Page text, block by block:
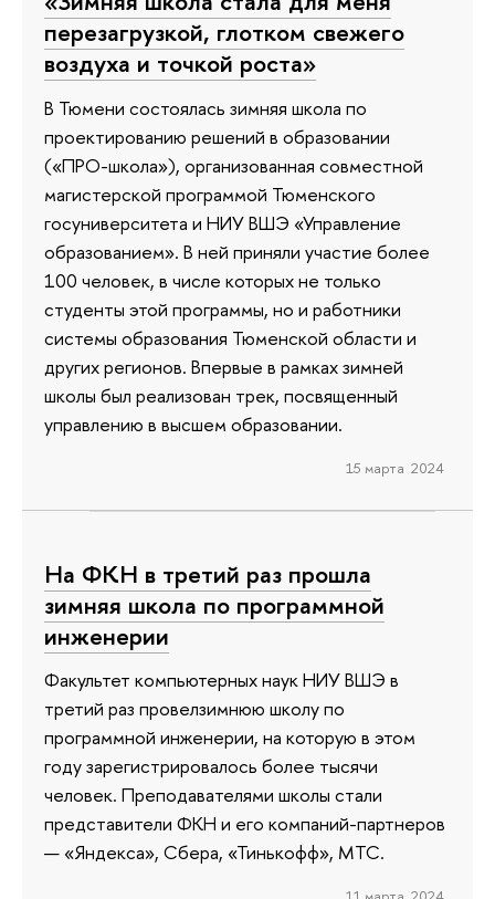
перезагрузкой, глотком свежего
воздуха и точкой роста»
В Тюмени состоялась зимняя школа по
проектированию решений в образовании
(«ПРО-школа»), организованная совместной
магистерской программой Тюменского
госуниверситета и НИУ ВШЭ «Управление
образованием». В ней приняли участие более
100 человек, в числе которых не только
студенты этой программы, но и работники
системы образования Тюменской области и
других регионов. Впервые в рамках зимней
школы был реализован трек, посвященный
управлению в высшем образовании.
15 марта 2024
На ФКН в третий раз прошла
зимняя школа по программной
инженерии
Факультет компьютерных наук НИУ ВШЭ в
третий раз провелзимнюю школу по
программной инженерии, на которую в этом
году зарегистрировалось более тысячи
человек. Преподавателями школы стали
представители ФКН и его компаний-партнеров
— «Яндекса», Сбера, «Тинькофф», МТС.